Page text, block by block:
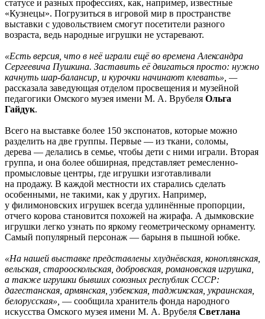
статусе и разных профессиях, как, например, известные
«Кузнецы». Погрузиться в игровой мир в пространстве
выставки с удовольствием смогут посетители разного
возраста, ведь народные игрушки не устаревают.
«Есть версия, что в неё играли ещё во времена Александра
Сергеевича Пушкина. Заставить её двигаться просто: нужно
качнуть шар-балансир, и курочки начинают клевать», —
рассказала заведующая отделом просвещения и музейной
педагогики Омского музея имени М. А. Врубеля Ольга
Гайдук.
Всего на выставке более 150 экспонатов, которые можно
разделить на две группы. Первые — из ткани, соломы,
дерева — делались в семье, чтобы дети с ними играли. Вторая
группа, и она более обширная, представляет ремесленно-
промысловые центры, где игрушки изготавливали
на продажу. В каждой местности их старались сделать
особенными, не такими, как у других. Например,
у филимоновских игрушек всегда удлинённые пропорции,
отчего корова становится похожей на жирафа. А дымковские
игрушки легко узнать по яркому геометрическому орнаменту.
Самый популярный персонаж — барыня в пышной юбке.
«На нашей выставке представлены хлуднёвская, коноплянская,
вельская, старооскольская, добровская, романовская игрушка,
а также игрушки бывших союзных республик СССР:
дагестанская, армянская, узбекская, таджикская, украинская,
белорусская», — сообщила хранитель фонда народного
искусства Омского музея имени М. А. Врубеля Светлана